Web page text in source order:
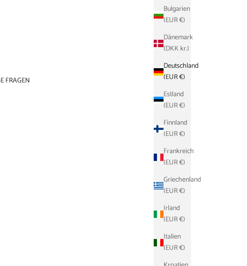
FRAGEN
Bulgarien
(EUR €)
Dänemark
(DKK kr.)
Deutschland
(EUR €)
Estland
(EUR €)
Finnland
(EUR €)
Frankreich
(EUR €)
Griechenland
(EUR €)
Irland
(EUR €)
Italien
(EUR €)